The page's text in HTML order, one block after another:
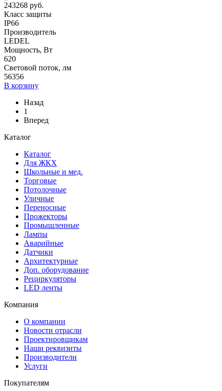
243268 руб.
Класс защиты
IP66
Производитель
LEDEL
Мощность, Вт
620
Световой поток, лм
56356
В корзину
Назад
1
Вперед
Каталог
Каталог
Для ЖКХ
Школьные и мед.
Торговые
Потолочные
Уличные
Переносные
Прожекторы
Промышленные
Лампы
Аварийные
Датчики
Архитектурные
Доп. оборудование
Рециркуляторы
LED ленты
Компания
О компании
Новости отрасли
Проектировщикам
Наши реквизиты
Производители
Услуги
Покупателям